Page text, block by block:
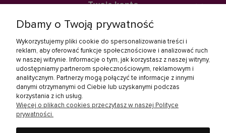
Twoje konto
Linki społecznościowe
Dbamy o Twoją prywatność
Wykorzystujemy pliki cookie do spersonalizowania treści i
reklam, aby oferować funkcje społecznościowe i analizować ruch
w naszej witrynie. Informacje o tym, jak korzystasz z naszej witryny,
udostępniamy partnerom społecznościowym, reklamowym i
analitycznym. Partnerzy mogą połączyć te informacje z innymi
danymi otrzymanymi od Ciebie lub uzyskanymi podczas
korzystania z ich usług.
Więcej o plikach cookies przeczytasz w naszej Polityce
prywatności.